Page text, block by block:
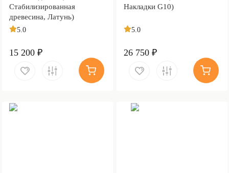
Стабилизированная
древесина, Латунь)
5.0
15 200 ₽
Накладки G10)
5.0
26 750 ₽